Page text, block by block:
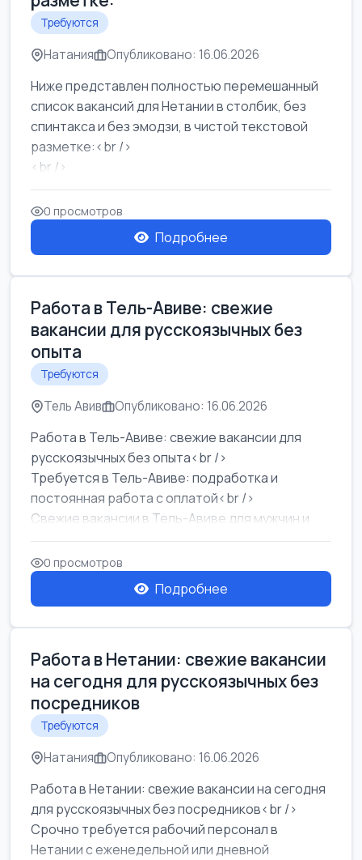
Требуются
Натания Опубликовано: 16.06.2026
Ниже представлен полностью перемешанный
список вакансий для Нетании в столбик, без
спинтакса и без эмодзи, в чистой текстовой
разметке:<br />
<br />
Работа в Нетании на мебельном производстве:
требу...
0 просмотров
Подробнее
Работа в Тель-Авиве: свежие
вакансии для русскоязычных без
опыта
Требуются
Тель Авив Опубликовано: 16.06.2026
Работа в Тель-Авиве: свежие вакансии для
русскоязычных без опыта<br />
Требуется в Тель-Авиве: подработка и
постоянная работа с оплатой<br />
Свежие вакансии в Тель-Авиве для мужчин и
женщин от хозя...
0 просмотров
Подробнее
Работа в Нетании: свежие вакансии
на сегодня для русскоязычных без
посредников
Требуются
Натания Опубликовано: 16.06.2026
Работа в Нетании: свежие вакансии на сегодня
для русскоязычных без посредников<br />
Срочно требуется рабочий персонал в
Нетании с еженедельной или дневной